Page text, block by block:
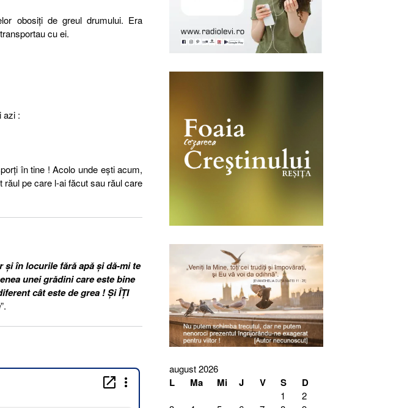
obosiţi de greul drumului. Era
cu ei.
azi :
în tine ! Acolo unde eşti acum,
pe care l-ai făcut sau răul care
şi în locurile fără apă şi dă-mi te
unei grădini care este bine
cât este de grea ! Şi ÎŢI
”.
august 2026
L Ma Mi J V S D
1
2